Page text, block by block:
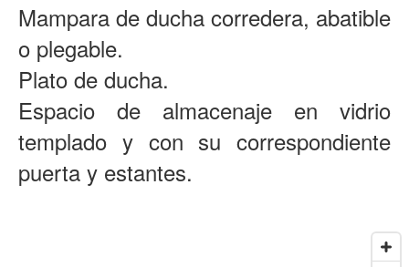
Mampara de ducha corredera, abatible
o plegable.
Plato de ducha.
Espacio de almacenaje en vidrio
templado y con su correspondiente
puerta y estantes.